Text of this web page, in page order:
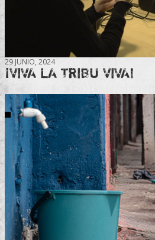
29 JUNIO, 2024
¡VIVA LA TRIBU VIVA!